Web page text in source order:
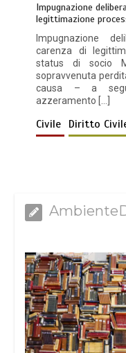
Impugnazione
legittimazione
Impugnazione
carenza di
status di socio
sopravvenuta
causa – a
azzeramento […]
Civile Diritto